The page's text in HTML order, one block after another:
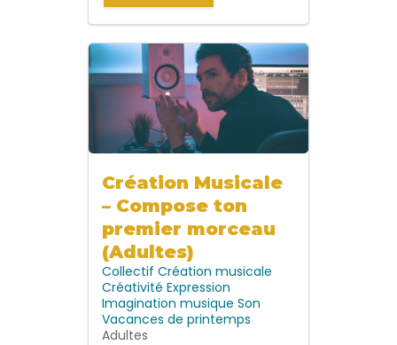
Création Musicale
– Compose ton
premier morceau
(Adultes)
Collectif Création musicale
Créativité Expression
Imagination musique Son
Vacances de printemps
Adultes